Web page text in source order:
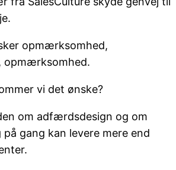
opmærksomhed,
opmærksomhed.
vi det ønske?
om adfærdsdesign og om
gang kan levere mere end